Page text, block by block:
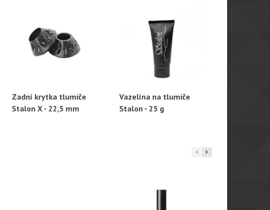
Rychlý náhled
Zadní krytka tlumiče
Stalon X - 22,5 mm
Rychlý náhled
Vazelína na tlumiče
Stalon - 25 g